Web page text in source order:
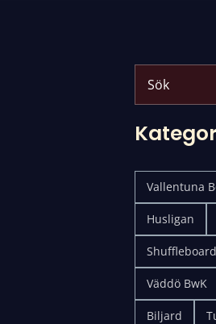
Search
for:
Vallentuna
Husligan
Shuffleboard
Väddö BwK
Biljard